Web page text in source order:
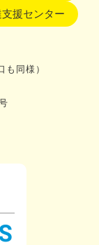
支援センター
同様）